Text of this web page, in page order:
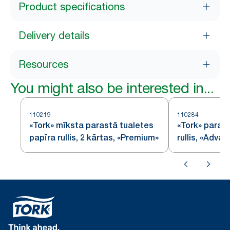
Product specifications
Delivery details
Resources
You might also be interested in...
110219
«Tork» mīksta parastā tualetes
papīra rullis, 2 kārtas, «Premium»
110284
«Tork»
rullis,